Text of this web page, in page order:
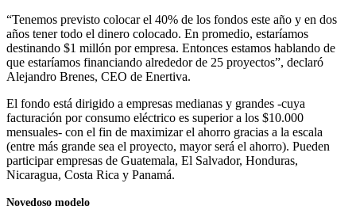
“Tenemos previsto colocar el 40% de los fondos este año y en dos
años tener todo el dinero colocado. En promedio, estaríamos
destinando $1 millón por empresa. Entonces estamos hablando de
que estaríamos financiando alrededor de 25 proyectos”, declaró
Alejandro Brenes, CEO de Enertiva.
El fondo está dirigido a empresas medianas y grandes -cuya
facturación por consumo eléctrico es superior a los $10.000
mensuales- con el fin de maximizar el ahorro gracias a la escala
(entre más grande sea el proyecto, mayor será el ahorro). Pueden
participar empresas de Guatemala, El Salvador, Honduras,
Nicaragua, Costa Rica y Panamá.
Novedoso modelo